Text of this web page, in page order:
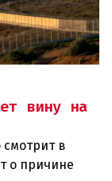
вину на
смотрит в
о причине